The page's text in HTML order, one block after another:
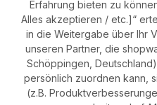
Erfahrung bieten zu
Alles akzeptieren / etc.]“
in die Weitergabe über Ihr
unseren Partner, die
Schöppingen,
persönlich zuordnen kann,
(z.B.